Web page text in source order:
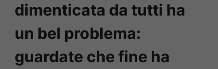
dimenticata da tutti ha
un bel problema:
guardate che fine ha